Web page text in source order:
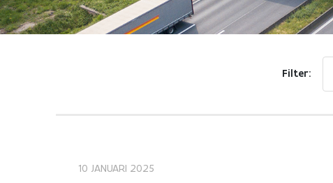
Filter:
10 JANUARI 2025